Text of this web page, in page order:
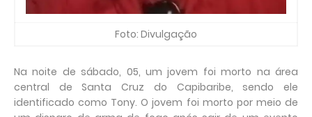
Foto: Divulgação
Na noite de sábado, 05, um jovem foi morto na área
central de Santa Cruz do Capibaribe, sendo ele
identificado como Tony. O jovem foi morto por meio de